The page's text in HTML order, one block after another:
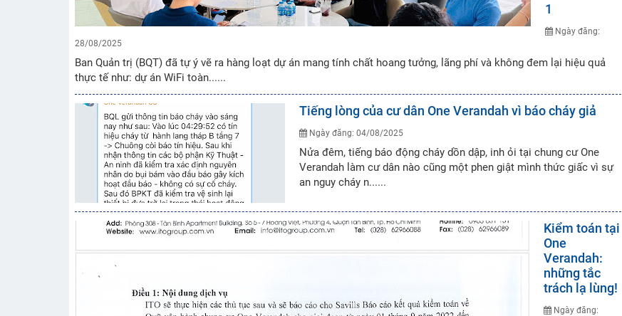
1
Ngày đăng:
28/08/2025
Ban Quản trị (BQT) đã tự ý vẽ ra hàng loạt dự án mang tính chất hoang tưởng, lãng phí và không đem lại hiệu quả
thực tế như: dự án WiFi toàn......
Tiếng lòng của cư dân One Verandah vì báo cháy giả
Ngày đăng: 04/08/2025
Nửa đêm, tiếng báo động cháy dồn dập, inh ỏi tại chung cư One
Verandah làm cư dân nào cũng một phen giật mình thức giấc vì sự
an nguy cháy n......
Kiểm toán tại
One
Verandah:
những tắc
trách lạ lùng!
Ngày đăng: